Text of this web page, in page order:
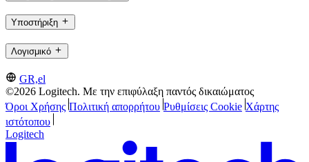
Υποστήριξη
Λογισμικό
GR,el
©2026 Logitech. Με την επιφύλαξη παντός δικαιώματος
Όροι Χρήσης Πολιτική απορρήτου Ρυθμίσεις Cookie Χάρτης
ιστότοπου
Logitech